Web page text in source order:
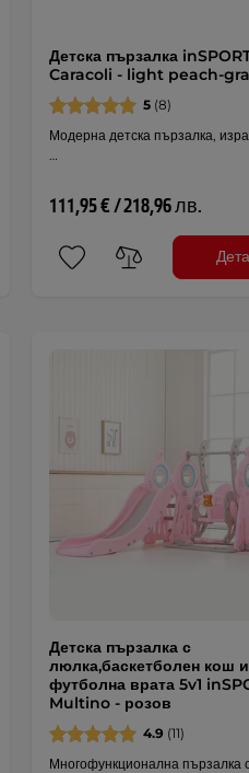
Детска пързалка
Caracoli - light peach-
5(8)
Модерна детска пързалка,
111,95 € / 218,96 лв.
Детска пързалка с
люлка,баскетболен кош и
футболна врата 5v1
Multino - розов
4.9 (11)
Многофункционална пързалка